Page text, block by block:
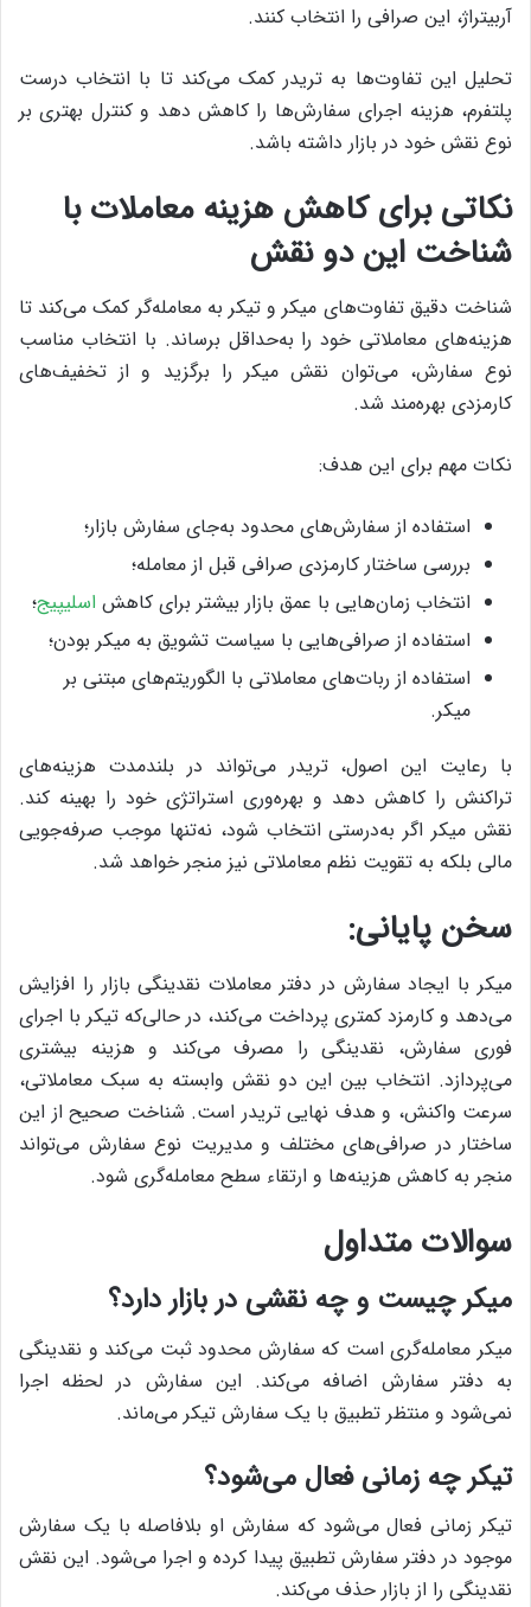
آربیتراژ، این صرافی را انتخاب کنند.
تحلیل این تفاوت‌ها به تریدر کمک می‌کند تا با انتخاب درست
پلتفرم، هزینه اجرای سفارش‌ها را کاهش دهد و کنترل بهتری بر
نوع نقش خود در بازار داشته باشد.
نکاتی برای کاهش هزینه‌ معاملات با
شناخت این دو نقش
شناخت دقیق تفاوت‌های میکر و تیکر به معامله‌گر کمک می‌کند تا
هزینه‌های معاملاتی خود را به‌حداقل برساند. با انتخاب مناسب
نوع سفارش، می‌توان نقش میکر را برگزید و از تخفیف‌های
کارمزدی بهره‌مند شد.
نکات مهم برای این هدف:
استفاده از سفارش‌های محدود به‌جای سفارش بازار؛
بررسی ساختار کارمزدی صرافی قبل از معامله؛
انتخاب زمان‌هایی با عمق بازار بیشتر برای کاهش اسلیپیج؛
استفاده از صرافی‌هایی با سیاست تشویق به میکر بودن؛
استفاده از ربات‌های معاملاتی با الگوریتم‌های مبتنی بر
میکر.
با رعایت این اصول، تریدر می‌تواند در بلندمدت هزینه‌های
تراکنش را کاهش دهد و بهره‌وری استراتژی خود را بهینه کند.
نقش میکر اگر به‌درستی انتخاب شود، نه‌تنها موجب صرفه‌جویی
مالی بلکه به تقویت نظم معاملاتی نیز منجر خواهد شد.
سخن پایانی:
میکر با ایجاد سفارش در دفتر معاملات نقدینگی بازار را افزایش
می‌دهد و کارمزد کمتری پرداخت می‌کند، در حالی‌که تیکر با اجرای
فوری سفارش، نقدینگی را مصرف می‌کند و هزینه بیشتری
می‌پردازد. انتخاب بین این دو نقش وابسته به سبک معاملاتی،
سرعت واکنش، و هدف نهایی تریدر است. شناخت صحیح از این
ساختار در صرافی‌های مختلف و مدیریت نوع سفارش می‌تواند
منجر به کاهش هزینه‌ها و ارتقاء سطح معامله‌گری شود.
سوالات متداول
میکر چیست و چه نقشی در بازار دارد؟
میکر معامله‌گری است که سفارش محدود ثبت می‌کند و نقدینگی
به دفتر سفارش اضافه می‌کند. این سفارش در لحظه اجرا
نمی‌شود و منتظر تطبیق با یک سفارش تیکر می‌ماند.
تیکر چه زمانی فعال می‌شود؟
تیکر زمانی فعال می‌شود که سفارش او بلافاصله با یک سفارش
موجود در دفتر سفارش تطبیق پیدا کرده و اجرا می‌شود. این نقش
نقدینگی را از بازار حذف می‌کند.